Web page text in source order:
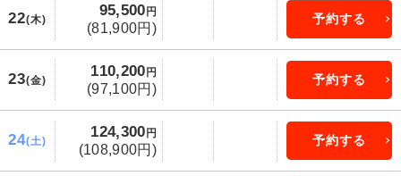
22(木)
95,500 円
(81,900円)
予約する
23(金)
110,200 円
(97,100円)
予約する
24(土)
124,300 円
(108,900円)
予約する